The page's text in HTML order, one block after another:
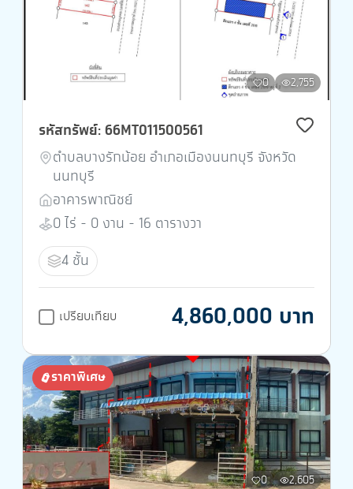
0 2,755
รหัสทรัพย์: 66MT011500561
ตำบลบางรักน้อย อำเภอเมืองนนทบุรี จังหวัด
นนทบุรี
อาคารพาณิชย์
0 ไร่ - 0 งาน - 16 ตารางวา
4 ชั้น
เปรียบเทียบ 4,860,000 บาท
ราคาพิเศษ
0 2,605